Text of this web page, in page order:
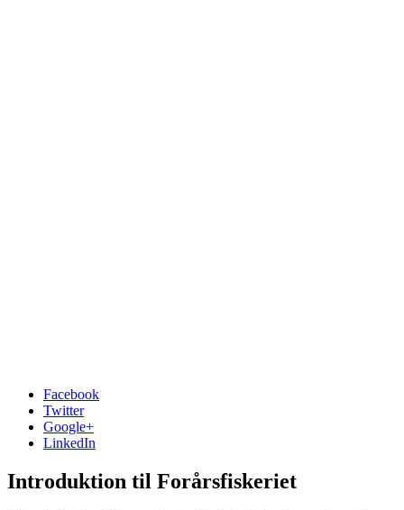
Facebook
Twitter
Google+
LinkedIn
Introduktion til Forårsfiskeriet